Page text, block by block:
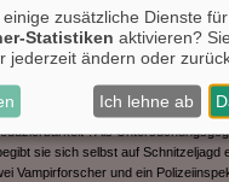
schmecken ließ.
versucht sie, ein gefährliches
Böse zu vernichten – einschließlich
Buch her: eine Allianz aus
Vampir-Bande dingfest machen.
plant gar die Analyse der
Als
sie sich selbst auf Schnitzeljagd
Vampirforscher und ein
zusätzliche Dienste für
Statistiken aktivieren?
jederzeit ändern oder
Ich lehne ab